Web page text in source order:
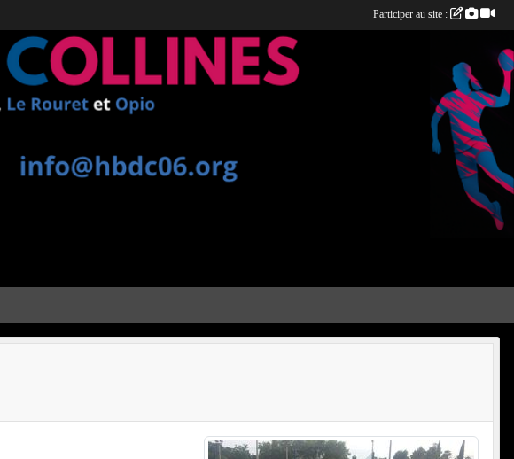
Participer au site :